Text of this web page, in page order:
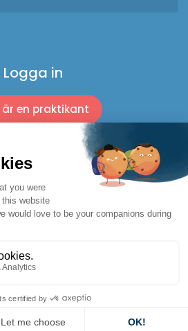
Logga in
en praktikant
en professionell
anmärkningar